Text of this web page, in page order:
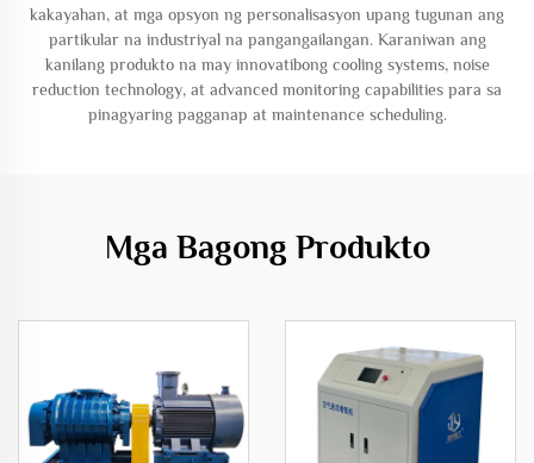
kakayahan, at mga opsyon ng personalisasyon upang tugunan ang
partikular na industriyal na pangangailangan. Karaniwan ang
kanilang produkto na may innovatibong cooling systems, noise
reduction technology, at advanced monitoring capabilities para sa
pinagyaring pagganap at maintenance scheduling.
Mga Bagong Produkto